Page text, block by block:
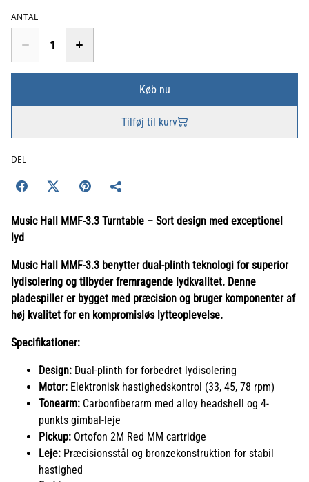
ANTAL
Køb nu
Tilføj til kurv
DEL
Music Hall MMF-3.3 Turntable – Sort design med exceptionel
lyd
Music Hall MMF-3.3 benytter dual-plinth teknologi for superior
lydisolering og tilbyder fremragende lydkvalitet. Denne
pladespiller er bygget med præcision og bruger komponenter af
høj kvalitet for en kompromisløs lytteoplevelse.
Specifikationer:
Design: Dual-plinth for forbedret lydisolering
Motor: Elektronisk hastighedskontrol (33, 45, 78 rpm)
Tonearm: Carbonfiberarm med alloy headshell og 4-
punkts gimbal-leje
Pickup: Ortofon 2M Red MM cartridge
Leje: Præcisionsstål og bronzekonstruktion for stabil
hastighed